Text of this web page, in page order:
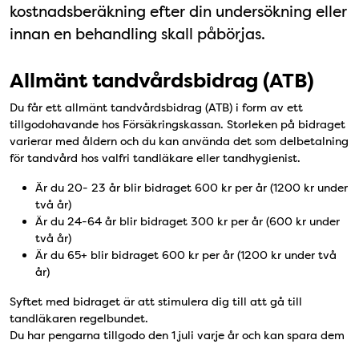
kostnadsberäkning efter din undersökning eller
innan en behandling skall påbörjas.
Allmänt tandvårdsbidrag (ATB)
Du får ett allmänt tandvårdsbidrag (ATB) i form av ett
tillgodohavande hos Försäkringskassan. Storleken på bidraget
varierar med åldern och du kan använda det som delbetalning
för tandvård hos valfri tandläkare eller tandhygienist.
Är du 20- 23 år blir bidraget 600 kr per år (1200 kr under
två år)
Är du 24-64 år blir bidraget 300 kr per år (600 kr under
två år)
Är du 65+ blir bidraget 600 kr per år (1200 kr under två
år)
Syftet med bidraget är att stimulera dig till att gå till
tandläkaren regelbundet.
Du har pengarna tillgodo den 1 juli varje år och kan spara dem